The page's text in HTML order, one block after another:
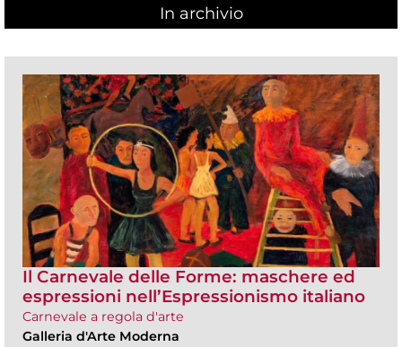
In archivio
Il Carnevale delle Forme: maschere ed
espressioni nell’Espressionismo italiano
Carnevale a regola d'arte
Galleria d'Arte Moderna